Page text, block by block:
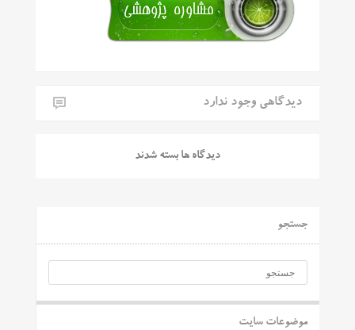
دیدگاهی وجود ندارد
دیدگاه ها بسته شدند
جستجو
موضوعات سایت